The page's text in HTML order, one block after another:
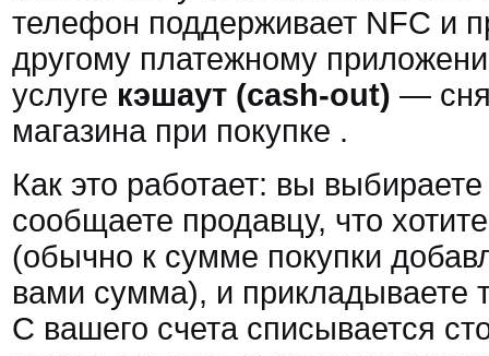
телефон поддерживает NFC и
другому платежному
услуге кэшаут (cash-out) —
магазина при покупке .
Как это работает: вы
сообщаете продавцу, что
(обычно к сумме покупки
вами сумма), и прикладываете
С вашего счета списывается